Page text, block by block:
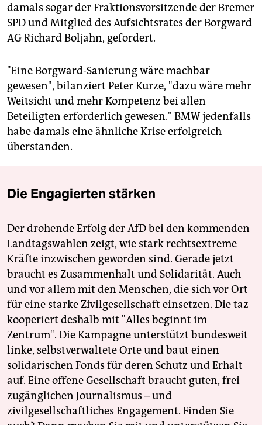
damals sogar der Fraktionsvorsitzende der Bremer
SPD und Mitglied des Aufsichtsrates der Borgward
AG Richard Boljahn, gefordert.
"Eine Borgward-Sanierung wäre machbar
gewesen", bilanziert Peter Kurze, "dazu wäre mehr
Weitsicht und mehr Kompetenz bei allen
Beteiligten erforderlich gewesen." BMW jedenfalls
habe damals eine ähnliche Krise erfolgreich
überstanden.
Die Engagierten stärken
Der drohende Erfolg der AfD bei den kommenden
Landtagswahlen zeigt, wie stark rechtsextreme
Kräfte inzwischen geworden sind. Gerade jetzt
braucht es Zusammenhalt und Solidarität. Auch
und vor allem mit den Menschen, die sich vor Ort
für eine starke Zivilgesellschaft einsetzen. Die taz
kooperiert deshalb mit "Alles beginnt im
Zentrum". Die Kampagne unterstützt bundesweit
linke, selbstverwaltete Orte und baut einen
solidarischen Fonds für deren Schutz und Erhalt
auf. Eine offene Gesellschaft braucht guten, frei
zugänglichen Journalismus – und
zivilgesellschaftliches Engagement. Finden Sie